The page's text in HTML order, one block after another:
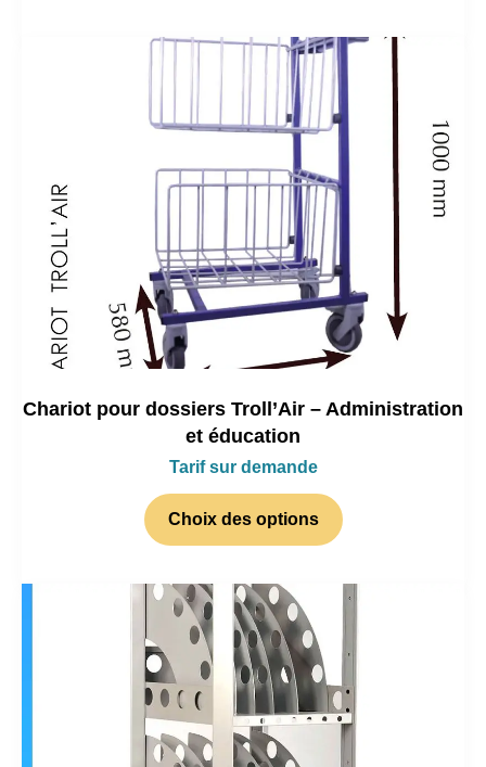
Chariot pour dossiers Troll’Air – Administration
et éducation
Tarif sur demande
Choix des options